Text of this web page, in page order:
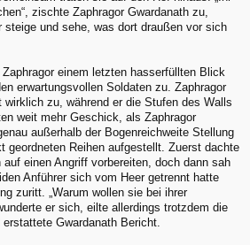
zischte Zaphragor Gwardanath zu,
steige und sehe, was dort draußen vor sich
einem letzten hasserfüllten Blick
erwartungsvollen Soldaten zu. Zaphragor
wirklich zu, während er die Stufen des Walls
weit mehr Geschick, als Zaphragor
außerhalb der Bogenreichweite Stellung
geordneten Reihen aufgestellt. Zuerst dachte
einen Angriff vorbereiten, doch dann sah
Anführer sich vom Heer getrennt hatte
zuritt. „Warum wollen sie bei ihrer
er sich, eilte allerdings trotzdem die
Gwardanath Bericht.